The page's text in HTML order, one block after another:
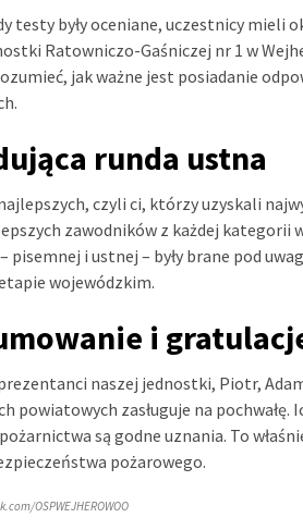
testy były oceniane, uczestnicy mieli
Ratowniczo-Gaśniczej nr 1 w
jak ważne jest posiadanie
runda ustna
czyli ci, którzy uzyskali
zawodników z każdej kategorii
pisemnej i ustnej – były brane pod
wojewódzkim.
i
naszej jednostki, Piotr,
powiatowych zasługuje na
są godne uznania. To
pożarowego.
OSPWEJHEROWOO